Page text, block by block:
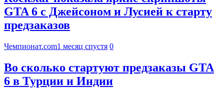
GTA 6 с Джейсоном и Лусией к старту
предзаказов
Чемпионат.com1 месяц спустя 0
Во сколько стартуют предзаказы GTA
6 в Турции и Индии